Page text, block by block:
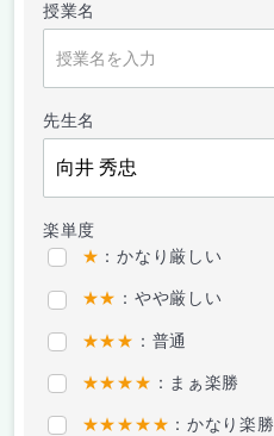
授業名
先生名
楽単度
★ ：かなり厳しい
★★ ：やや厳しい
★★★ ：普通
★★★★ ：まぁ楽勝
★★★★★ ：かなり楽勝